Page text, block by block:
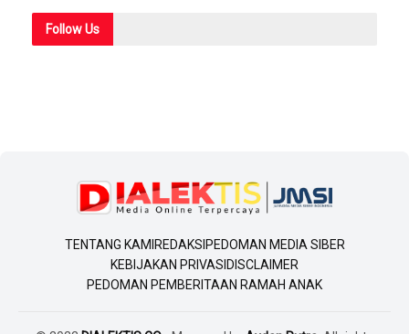
FollowUs
TENTANG KAMI REDAKSI PEDOMAN MEDIA SIBER
KEBIJAKAN PRIVASI DISCLAIMER
PEDOMAN PEMBERITAAN RAMAH ANAK